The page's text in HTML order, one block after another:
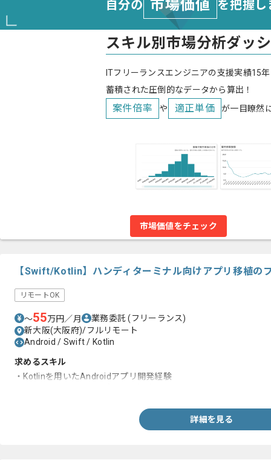
自分の 市場価値 を把握
スキル別市場分析ダッ
ITフリーランスエンジニアの支援実績15
蓄積された圧倒的なデータから算出！
案件倍率 や 適正単価 が一目瞭然
市場価値をチェック
【Swift/Kotlin】ハンディターミナル向けアプリ移植の
リモートOK
〜55万円／月 業務委託(フリーランス)
新大阪(大阪府)/フルリモート
Android / Swift / Kotlin
求めるスキル
・Kotlinを用いたAndroidアプリ開発経験
詳細を見る